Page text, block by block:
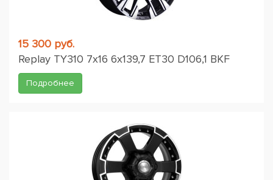
15 300 руб.
Replay TY310 7x16 6x139,7 ET30 D106,1 BKF
Подробнее